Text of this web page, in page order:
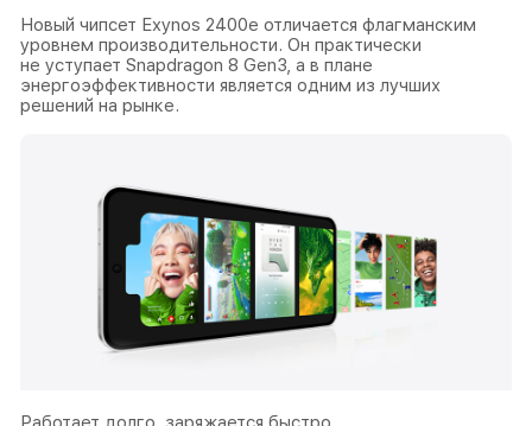
Новый чипсет Exynos 2400e отличается флагманским
уровнем производительности. Он практически
не уступает Snapdragon 8 Gen3, а в плане
энергоэффективности является одним из лучших
решений на рынке.